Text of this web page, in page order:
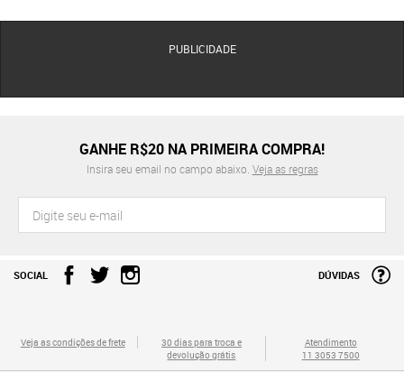
PUBLICIDADE
GANHE R$20 NA PRIMEIRA COMPRA!
Insira seu email no campo abaixo. Veja as regras
SOCIAL DÚVIDAS
Veja as condições de frete
30 dias para troca e
devolução grátis
Atendimento
11 3053 7500